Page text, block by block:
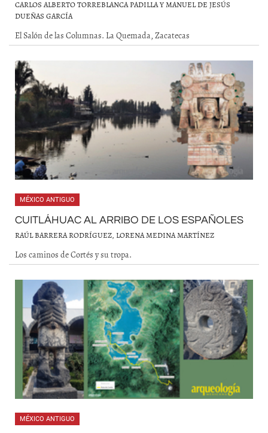
CARLOS ALBERTO TORREBLANCA PADILLA Y MANUEL DE JESÚS
DUEÑAS GARCÍA
El Salón de las Columnas. La Quemada, Zacatecas
MÉXICO ANTIGUO
CUITLÁHUAC AL ARRIBO DE LOS ESPAÑOLES
RAÚL BARRERA RODRÍGUEZ, LORENA MEDINA MARTÍNEZ
Los caminos de Cortés y su tropa.
MÉXICO ANTIGUO